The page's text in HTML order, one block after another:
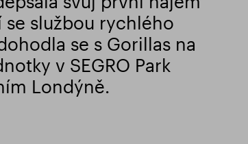
službou rychlého
se s Gorillas na
v SEGRO Park
Londýně.